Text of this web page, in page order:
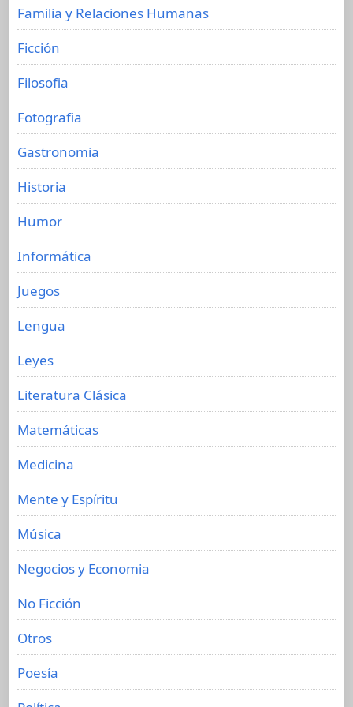
Familia y Relaciones Humanas
Ficción
Filosofia
Fotografia
Gastronomia
Historia
Humor
Informática
Juegos
Lengua
Leyes
Literatura Clásica
Matemáticas
Medicina
Mente y Espíritu
Música
Negocios y Economia
No Ficción
Otros
Poesía